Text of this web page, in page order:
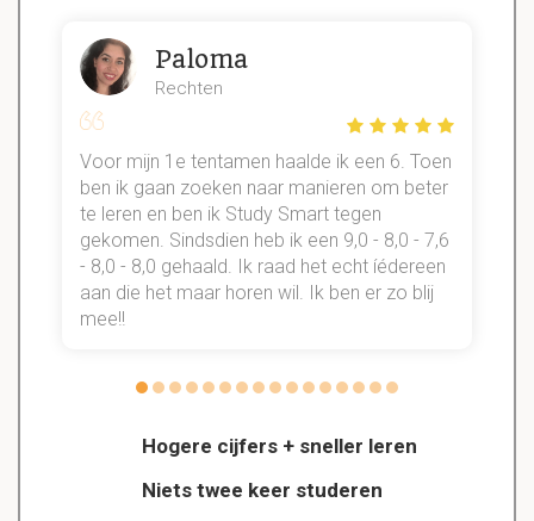
Hogere cijfers + sneller leren
Niets twee keer studeren
Paloma
Rechten
Voor mijn 1e tentamen haalde ik een 6. Toen
ben ik gaan zoeken naar manieren om beter
te leren en ben ik Study Smart tegen
gekomen. Sindsdien heb ik een 9,0 - 8,0 - 7,6
- 8,0 - 8,0 gehaald. Ik raad het echt íédereen
aan die het maar horen wil. Ik ben er zo blij
mee!!